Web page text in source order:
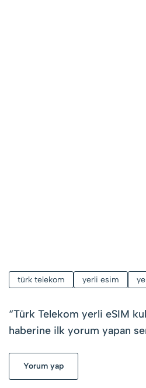
türk telekom yerli esim
“Türk Telekom yerli eSIM
haberine ilk yorum yapan
Yorum yap